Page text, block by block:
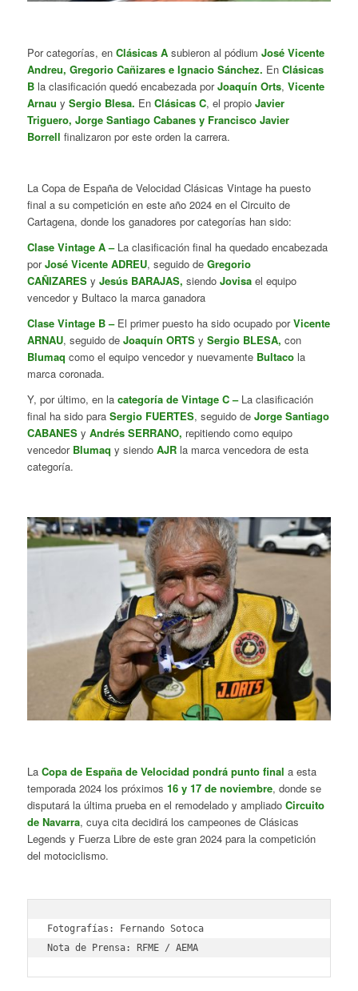
Por categorías, en Clásicas Asubieron al pódium José Vicente
Andreu, Gregorio Cañizares e Ignacio Sánchez. En Clásicas
Bla clasificación quedó encabezada porJoaquín Orts, Vicente
Arnau y Sergio Blesa. En Clásicas C, el propio Javier
Triguero, Jorge Santiago Cabanes y Francisco Javier
Borrell finalizaron por este orden la carrera.
La Copa de España de Velocidad Clásicas Vintage ha puesto
final a su competición en este año 2024 en el Circuito de
Cartagena, donde los ganadores por categorías han sido:
Clase Vintage A –La clasificación final ha quedado encabezada
porJosé Vicente ADREU, seguido de Gregorio
CAÑIZARESy Jesús BARAJAS, siendo Jovisa el equipo
vencedor y Bultaco la marca ganadora
Clase Vintage B –El primer puesto ha sido ocupado porVicente
ARNAU, seguido de Joaquín ORTSy Sergio BLESA, con
Blumaq como el equipo vencedor y nuevamente Bultaco la
marca coronada.
Y, por último, en la categoría de Vintage C –La clasificación
final ha sido paraSergio FUERTES, seguido de Jorge Santiago
CABANESy Andrés SERRANO, repitiendo como equipo
vencedor Blumaq y siendoAJRla marca vencedora de esta
categoría.
La Copa de España de Velocidad pondrá punto final a esta
temporada 2024 los próximos 16 y 17 de noviembre, donde se
disputará la última prueba en el remodelado y ampliado Circuito
de Navarra, cuya cita decidirá los campeones de Clásicas
Legends y Fuerza Libre de este gran 2024 para la competición
del motociclismo.
Fotografías: Fernando Sotoca
Nota de Prensa: RFME / AEMA